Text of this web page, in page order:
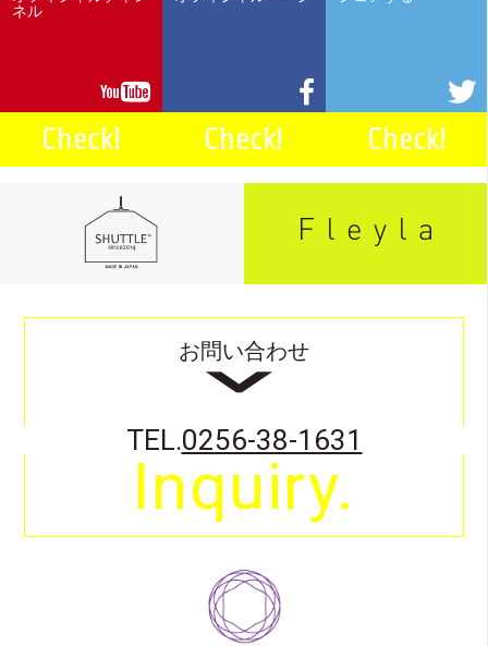
ネル
Check! Check! Check!
お問い合わせ
TEL.0256-38-1631
Inquiry.